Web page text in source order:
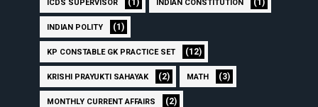
ICDS SUPERVISOR (1) INDIAN CONSTITUTION (1)
INDIAN POLITY (1)
KP CONSTABLE GK PRACTICE SET (12)
KRISHI PRAYUKTI SAHAYAK (2) MATH (3)
MONTHLY CURRENT AFFAIRS (2)